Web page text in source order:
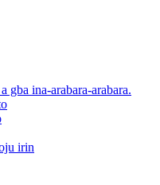
gba ina-arabara-arabara.
irin